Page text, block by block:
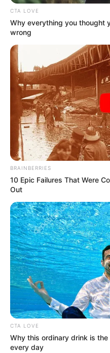
Galau Abis
Fail! 10 Potret
Dimasak yang Bikin
Nggak Selera
10 Pose Manekin Anti
Mainstream yang
Banget
8 Kata Lucu Seputar
Minggu ala Jomblo
CTA LOVE
Why everything you thought
wrong
BRAINBERRIES
10 Epic Failures That Were
Out
CTA LOVE
Why this ordinary drink is
every day